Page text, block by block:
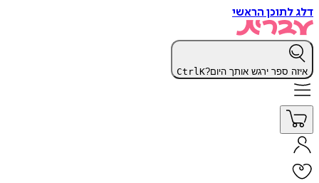
דלג לתוכן הראשי
איזה ספר ירגש אותך היום? CtrlK